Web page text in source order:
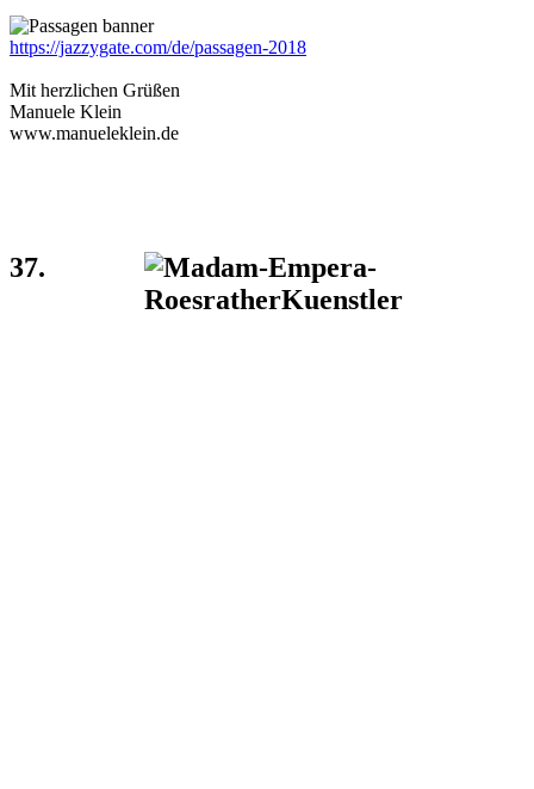
https://jazzygate.com/de/passagen-2018
Mit herzlichen Grüßen
Manuele Klein
www.manueleklein.de
37.